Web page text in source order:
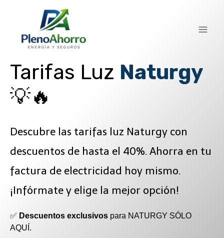
Tarifas Luz Naturgy
💡🔥
Descubre las tarifas luz Naturgy con
descuentos de hasta el 40%. Ahorra en tu
factura de electricidad hoy mismo.
¡Infórmate y elige la mejor opción!
✅ Descuentos exclusivos para NATURGY SÓLO
AQUÍ.